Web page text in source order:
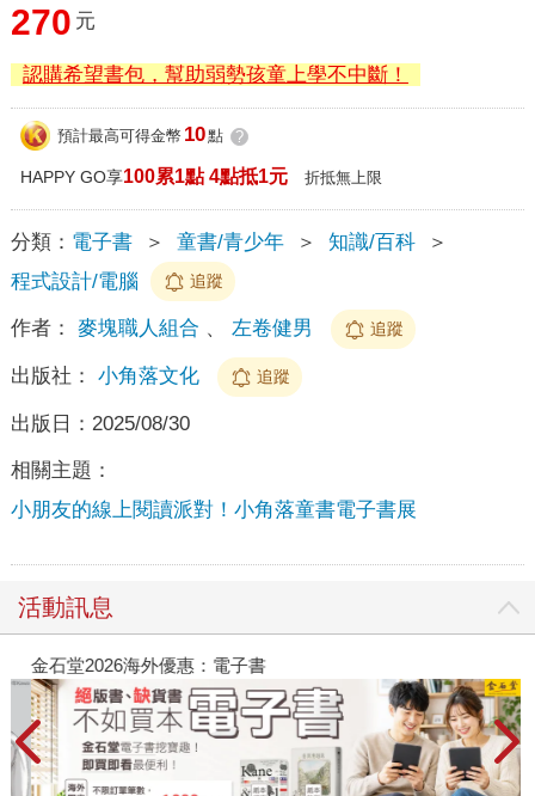
270 元
認購希望書包，幫助弱勢孩童上學不中斷！
預計最高可得金幣 10點 ?
HAPPY GO享100累1點 4點抵1元 折抵無上限
分類： 電子書 ＞ 童書/青少年 ＞ 知識/百科
＞
程式設計/電腦
追蹤
作者： 麥塊職人組合 、 左卷健男 追蹤
出版社： 小角落文化 追蹤
出版日： 2025/08/30
相關主題：
小朋友的線上閱讀派對！小角落童書電子書展
活動訊息
金石堂2026海外優惠：電子書